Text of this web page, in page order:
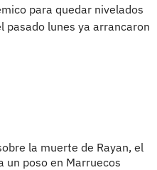
para quedar nivelados
pasado lunes ya arrancaron
la muerte de Rayan, el
un poso en Marruecos